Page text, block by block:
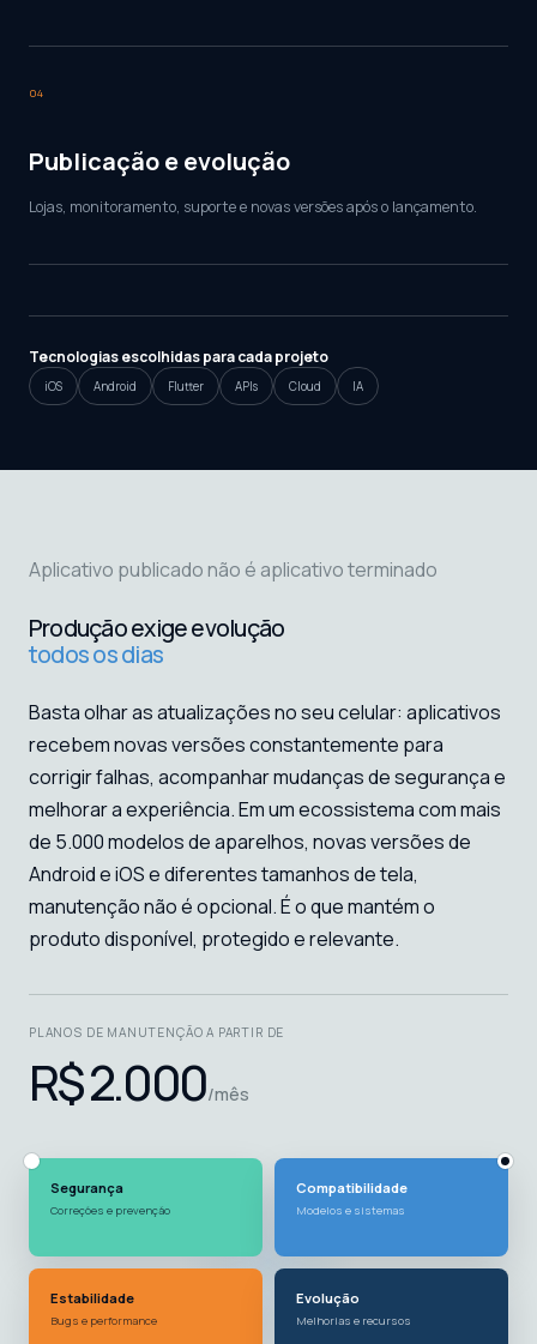
04
Publicação e evolução
Lojas, monitoramento, suporte e novas versões após o lançamento.
Tecnologias escolhidas para cada projeto
iOS Android Flutter APIs Cloud IA
Aplicativo publicado não é aplicativo terminado
Produção exige evolução
todos os dias
Basta olhar as atualizações no seu celular: aplicativos
recebem novas versões constantemente para
corrigir falhas, acompanhar mudanças de segurança e
melhorar a experiência. Em um ecossistema com mais
de 5.000 modelos de aparelhos, novas versões de
Android e iOS e diferentes tamanhos de tela,
manutenção não é opcional. É o que mantém o
produto disponível, protegido e relevante.
PLANOS DE MANUTENÇÃO A PARTIR DE
R$ 2.000/mês
Segurança
Correções e prevenção
Compatibilidade
Modelos e sistemas
Estabilidade
Bugs e performance
Evolução
Melhorias e recursos